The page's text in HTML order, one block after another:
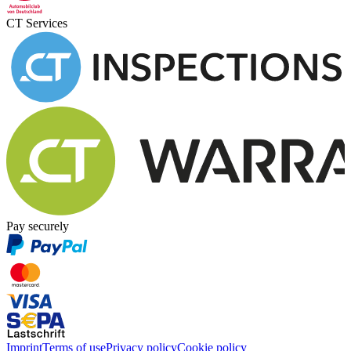
CT Services
Pay securely
ImprintTerms of usePrivacy policyCookie policy